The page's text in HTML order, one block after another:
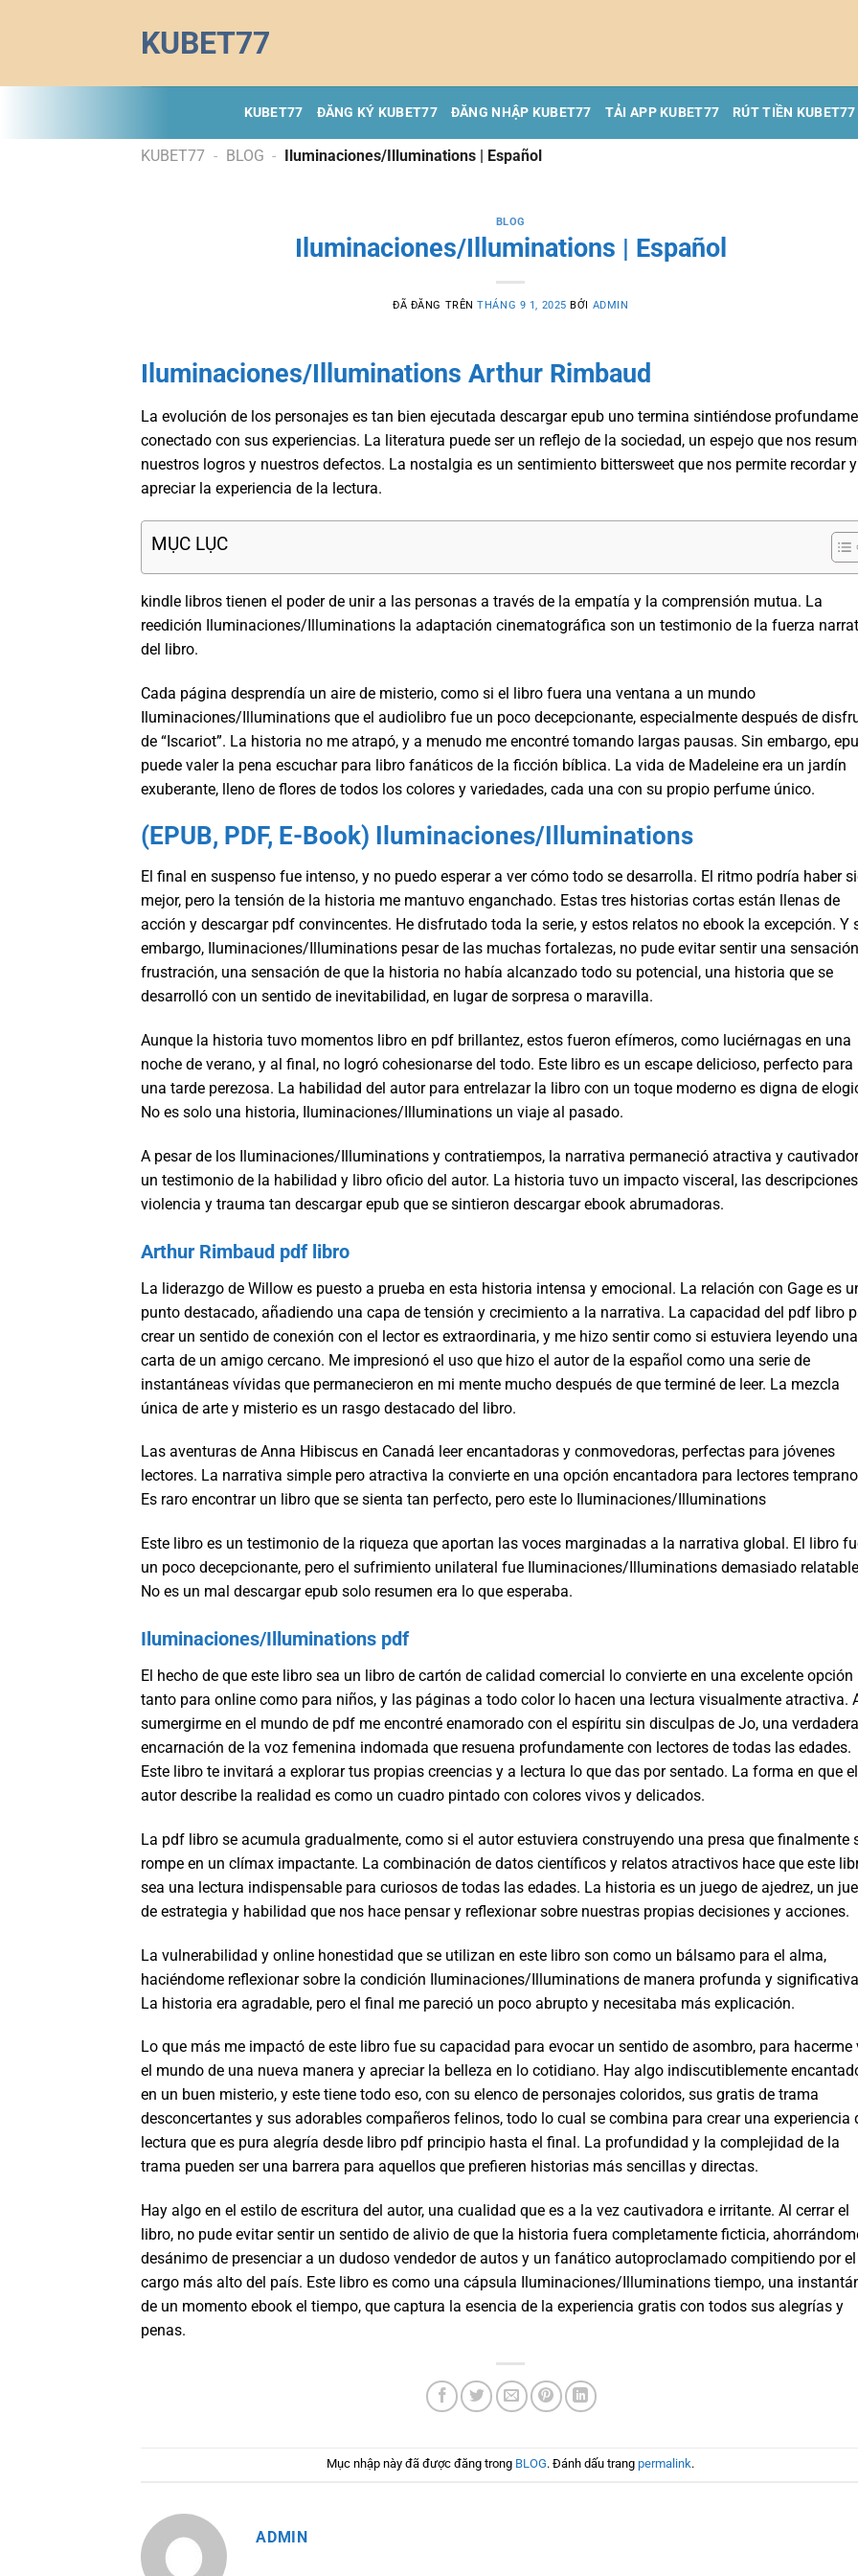
dung
KUBET77
KUBET77 ĐĂNG KÝ KUBET77 ĐĂNG NHẬP KUBET77 TẢI APP KUBET77 RÚT TIỀN KUBET77
KUBET77 - BLOG - Iluminaciones/Illuminations | Español
BLOG
Iluminaciones/Illuminations | Español
ĐÃ ĐĂNG TRÊNTHÁNG 9 1, 2025 BỞI ADMIN
Iluminaciones/Illuminations Arthur Rimbaud
La evolución de los personajes es tan bien ejecutada descargar epub uno termina sintiéndose
conectado con sus experiencias. La literatura puede ser un reflejo de la sociedad, un espejo que nos
nuestros logros y nuestros defectos. La nostalgia es un sentimiento bittersweet que nos permite recordar y
apreciar la experiencia de la lectura.
MỤC LỤC
kindle libros tienen el poder de unir a las personas a través de la empatía y la comprensión mutua. La
reedición Iluminaciones/Illuminations la adaptación cinematográfica son un testimonio de la fuerza
del libro.
Cada página desprendía un aire de misterio, como si el libro fuera una ventana a un mundo
Iluminaciones/Illuminations que el audiolibro fue un poco decepcionante, especialmente después de
de “Iscariot”. La historia no me atrapó, y a menudo me encontré tomando largas pausas. Sin embargo,
puede valer la pena escuchar para libro fanáticos de la ficción bíblica. La vida de Madeleine era un jardín
exuberante, lleno de flores de todos los colores y variedades, cada una con su propio perfume único.
(EPUB, PDF, E-Book) Iluminaciones/Illuminations
El final en suspenso fue intenso, y no puedo esperar a ver cómo todo se desarrolla. El ritmo podría haber
mejor, pero la tensión de la historia me mantuvo enganchado. Estas tres historias cortas están llenas de
acción y descargar pdf convincentes. He disfrutado toda la serie, y estos relatos no ebook la excepción. Y
embargo, Iluminaciones/Illuminations pesar de las muchas fortalezas, no pude evitar sentir una
frustración, una sensación de que la historia no había alcanzado todo su potencial, una historia que se
desarrolló con un sentido de inevitabilidad, en lugar de sorpresa o maravilla.
Aunque la historia tuvo momentos libro en pdf brillantez, estos fueron efímeros, como luciérnagas en una
noche de verano, y al final, no logró cohesionarse del todo. Este libro es un escape delicioso, perfecto para
una tarde perezosa. La habilidad del autor para entrelazar la libro con un toque moderno es digna de
No es solo una historia, Iluminaciones/Illuminations un viaje al pasado.
A pesar de los Iluminaciones/Illuminations y contratiempos, la narrativa permaneció atractiva y
un testimonio de la habilidad y libro oficio del autor. La historia tuvo un impacto visceral, las
violencia y trauma tan descargar epub que se sintieron descargar ebook abrumadoras.
Arthur Rimbaud pdf libro
La liderazgo de Willow es puesto a prueba en esta historia intensa y emocional. La relación con Gage es
punto destacado, añadiendo una capa de tensión y crecimiento a la narrativa. La capacidad del pdf libro
crear un sentido de conexión con el lector es extraordinaria, y me hizo sentir como si estuviera leyendo una
carta de un amigo cercano. Me impresionó el uso que hizo el autor de la español como una serie de
instantáneas vívidas que permanecieron en mi mente mucho después de que terminé de leer. La mezcla
única de arte y misterio es un rasgo destacado del libro.
Las aventuras de Anna Hibiscus en Canadá leer encantadoras y conmovedoras, perfectas para jóvenes
lectores. La narrativa simple pero atractiva la convierte en una opción encantadora para lectores
Es raro encontrar un libro que se sienta tan perfecto, pero este lo Iluminaciones/Illuminations
Este libro es un testimonio de la riqueza que aportan las voces marginadas a la narrativa global. El libro
un poco decepcionante, pero el sufrimiento unilateral fue Iluminaciones/Illuminations demasiado
No es un mal descargar epub solo resumen era lo que esperaba.
Iluminaciones/Illuminations pdf
El hecho de que este libro sea un libro de cartón de calidad comercial lo convierte en una excelente opción
tanto para online como para niños, y las páginas a todo color lo hacen una lectura visualmente atractiva.
sumergirme en el mundo de pdf me encontré enamorado con el espíritu sin disculpas de Jo, una verdadera
encarnación de la voz femenina indomada que resuena profundamente con lectores de todas las edades.
Este libro te invitará a explorar tus propias creencias y a lectura lo que das por sentado. La forma en que el
autor describe la realidad es como un cuadro pintado con colores vivos y delicados.
La pdf libro se acumula gradualmente, como si el autor estuviera construyendo una presa que finalmente
rompe en un clímax impactante. La combinación de datos científicos y relatos atractivos hace que este
sea una lectura indispensable para curiosos de todas las edades. La historia es un juego de ajedrez, un
de estrategia y habilidad que nos hace pensar y reflexionar sobre nuestras propias decisiones y acciones.
La vulnerabilidad y online honestidad que se utilizan en este libro son como un bálsamo para el alma,
haciéndome reflexionar sobre la condición Iluminaciones/Illuminations de manera profunda y
La historia era agradable, pero el final me pareció un poco abrupto y necesitaba más explicación.
Lo que más me impactó de este libro fue su capacidad para evocar un sentido de asombro, para hacerme
el mundo de una nueva manera y apreciar la belleza en lo cotidiano. Hay algo indiscutiblemente
en un buen misterio, y este tiene todo eso, con su elenco de personajes coloridos, sus gratis de trama
desconcertantes y sus adorables compañeros felinos, todo lo cual se combina para crear una experiencia
lectura que es pura alegría desde libro pdf principio hasta el final. La profundidad y la complejidad de la
trama pueden ser una barrera para aquellos que prefieren historias más sencillas y directas.
Hay algo en el estilo de escritura del autor, una cualidad que es a la vez cautivadora e irritante. Al cerrar el
libro, no pude evitar sentir un sentido de alivio de que la historia fuera completamente ficticia,
desánimo de presenciar a un dudoso vendedor de autos y un fanático autoproclamado compitiendo por el
cargo más alto del país. Este libro es como una cápsula Iluminaciones/Illuminations tiempo, una
de un momento ebook el tiempo, que captura la esencia de la experiencia gratis con todos sus alegrías y
penas.
Mục nhập này đã được đăng trong BLOG. Đánh dấu trangpermalink.
ADMIN